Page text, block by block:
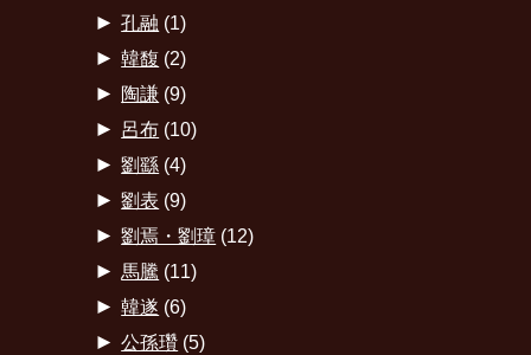
► 孔融 (1)
► 韓馥 (2)
► 陶謙 (9)
► 呂布 (10)
► 劉繇 (4)
► 劉表 (9)
► 劉焉・劉璋 (12)
► 馬騰 (11)
► 韓遂 (6)
► 公孫瓚 (5)